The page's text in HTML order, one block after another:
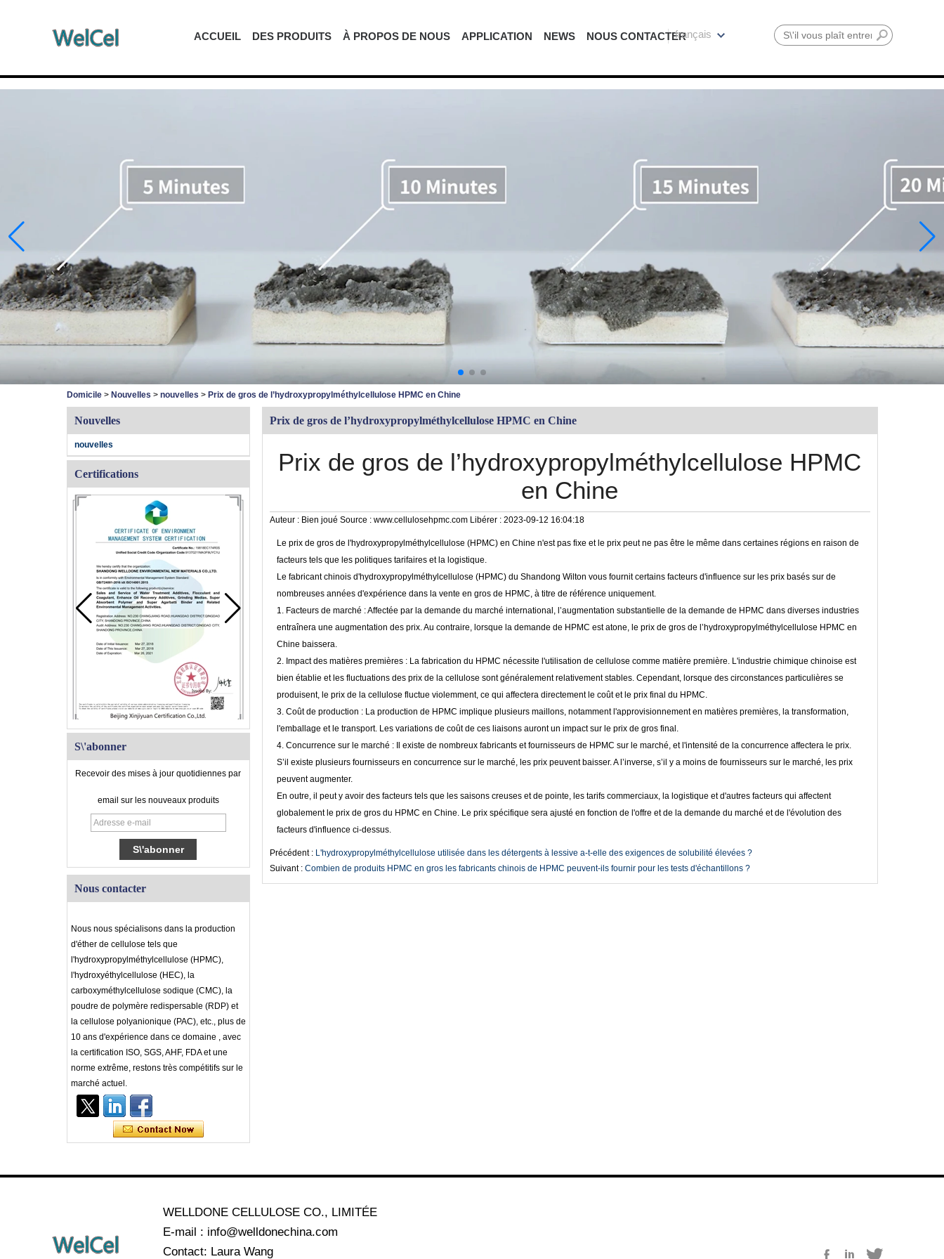
ACCUEIL DES PRODUITS À PROPOS DE NOUS APPLICATION NEWS NOUS CONTACTER Rechercher
français
Domicile> Nouvelles > nouvelles > Prix ​​de gros de l’hydroxypropylméthylcellulose HPMC en Chine
Nouvelles
nouvelles
Certifications
S\'abonner
Recevoir des mises à jour quotidiennes par
email sur les nouveaux produits
Nous contacter
Nous nous spécialisons dans la production
d'éther de cellulose tels que
l'hydroxypropylméthylcellulose (HPMC),
l'hydroxyéthylcellulose (HEC), la
carboxyméthylcellulose sodique (CMC), la
poudre de polymère redispersable (RDP) et
la cellulose polyanionique (PAC), etc., plus de
10 ans d'expérience dans ce domaine , avec
la certification ISO, SGS, AHF, FDA et une
norme extrême, restons très compétitifs sur le
marché actuel.
Prix ​​de gros de l’hydroxypropylméthylcellulose HPMC en Chine
Prix ​​de gros de l’hydroxypropylméthylcellulose HPMC
en Chine
Auteur : Bien joué Source : www.cellulosehpmc.com Libérer : 2023-09-12 16:04:18
Le prix de gros de l'hydroxypropylméthylcellulose (HPMC) en Chine n'est pas fixe et le prix peut ne pas être le même dans certaines régions en raison de
facteurs tels que les politiques tarifaires et la logistique.
Le fabricant chinois d'hydroxypropylméthylcellulose (HPMC) du Shandong Wilton vous fournit certains facteurs d'influence sur les prix basés sur de
nombreuses années d'expérience dans la vente en gros de HPMC, à titre de référence uniquement.
1. Facteurs de marché : Affectée par la demande du marché international, l’augmentation substantielle de la demande de HPMC dans diverses industries
entraînera une augmentation des prix. Au contraire, lorsque la demande de HPMC est atone, le prix de gros de l’hydroxypropylméthylcellulose HPMC en
Chine baissera.
2. Impact des matières premières : La fabrication du HPMC nécessite l'utilisation de cellulose comme matière première. L'industrie chimique chinoise est
bien établie et les fluctuations des prix de la cellulose sont généralement relativement stables. Cependant, lorsque des circonstances particulières se
produisent, le prix de la cellulose fluctue violemment, ce qui affectera directement le coût et le prix final du HPMC.
3. Coût de production : La production de HPMC implique plusieurs maillons, notamment l'approvisionnement en matières premières, la transformation,
l'emballage et le transport. Les variations de coût de ces liaisons auront un impact sur le prix de gros final.
4. Concurrence sur le marché : Il existe de nombreux fabricants et fournisseurs de HPMC sur le marché, et l'intensité de la concurrence affectera le prix.
S’il existe plusieurs fournisseurs en concurrence sur le marché, les prix peuvent baisser. A l’inverse, s’il y a moins de fournisseurs sur le marché, les prix
peuvent augmenter.
En outre, il peut y avoir des facteurs tels que les saisons creuses et de pointe, les tarifs commerciaux, la logistique et d'autres facteurs qui affectent
globalement le prix de gros du HPMC en Chine. Le prix spécifique sera ajusté en fonction de l'offre et de la demande du marché et de l'évolution des
facteurs d'influence ci-dessus.
Précédent : L'hydroxypropylméthylcellulose utilisée dans les détergents à lessive a-t-elle des exigences de solubilité élevées ?
Suivant : Combien de produits HPMC en gros les fabricants chinois de HPMC peuvent-ils fournir pour les tests d'échantillons ?
WELLDONE CELLULOSE CO., LIMITÉE
E-mail : info@welldonechina.com
Contact: Laura Wang